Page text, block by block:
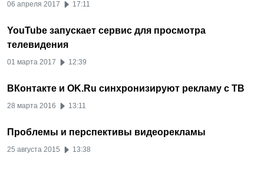
06 апреля 2017 17:11
YouTube запускает сервис для просмотра
телевидения
01 марта 2017 12:39
ВКонтакте и OK.Ru синхронизируют рекламу с ТВ
28 марта 2016 13:11
Проблемы и перспективы видеорекламы
25 августа 2015 13:38